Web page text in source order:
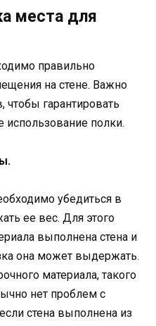
места для
правильно
на стене. Важно
чтобы гарантировать
использование полки.
убедиться в
ее вес. Для этого
выполнена стена и
она может выдержать.
материала, такого
нет проблем с
стена выполнена из